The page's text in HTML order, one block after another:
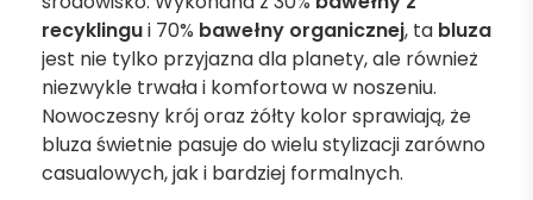
recyklingui 70% bawełny organicznej, ta bluza
jest nie tylko przyjazna dla planety, ale również
niezwykle trwała i komfortowa w noszeniu.
Nowoczesny krój oraz żółty kolor sprawiają, że
bluza świetnie pasuje do wielu stylizacji zarówno
casualowych, jak i bardziej formalnych.